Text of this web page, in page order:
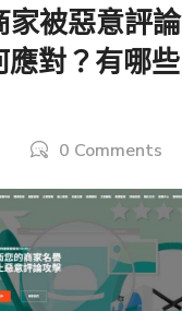
家被惡意評
對？有哪
0 Comments